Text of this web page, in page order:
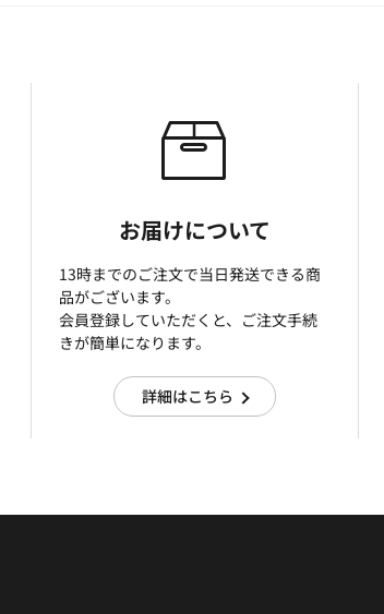
お届けについて
13時までのご注文で当日発送できる商
品がございます。
会員登録していただくと、ご注文手続
きが簡単になります。
詳細はこちら